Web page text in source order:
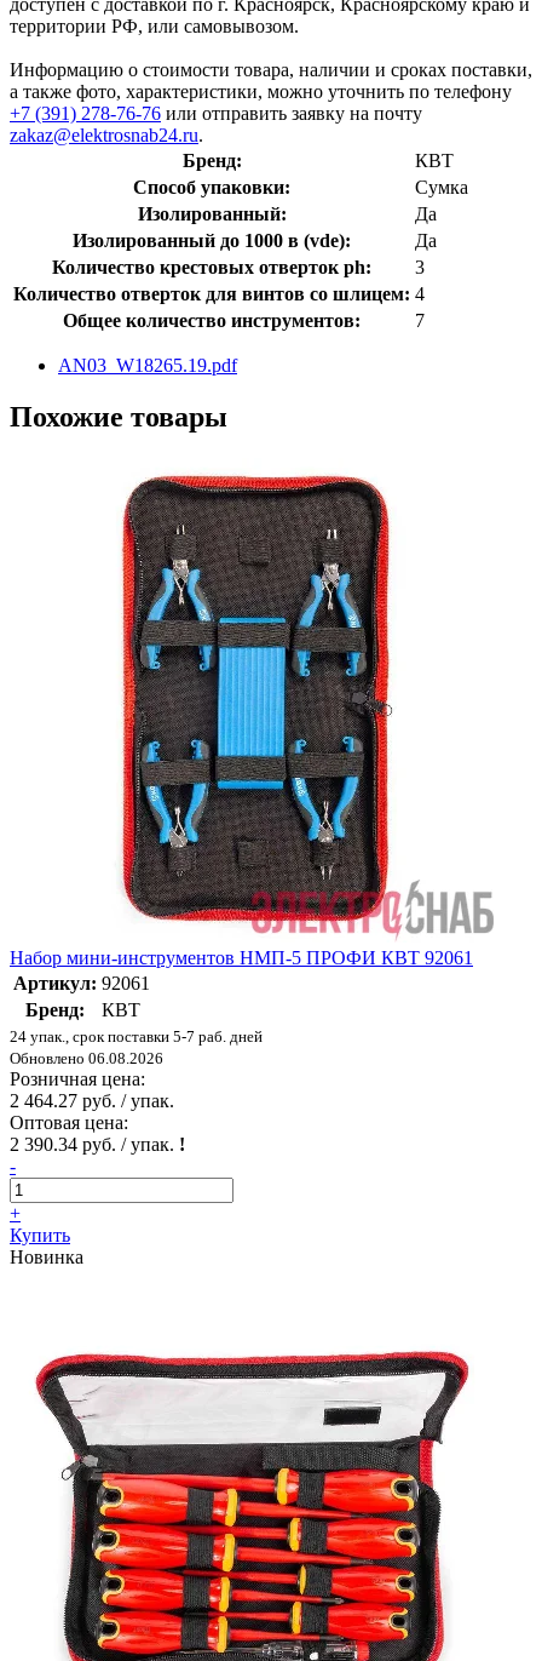
территории РФ, или самовывозом.
Информацию о стоимости товара, наличии и сроках поставки,
а также фото, характеристики, можно уточнить по телефону
+7 (391) 278-76-76 или отправить заявку на почту
zakaz@elektrosnab24.ru.
Бренд:
КВТ
Способ упаковки:
Сумка
Изолированный:
Да
Изолированный до 1000 в (vde):
Да
Количество крестовых отверток ph:
3
Количество отверток для винтов со шлицем: 4
Общее количество инструментов:
7
AN03_W18265.19.pdf
Похожие товары
Набор мини-инструментов НМП-5 ПРОФИ КВТ 92061
Артикул: 92061
Бренд:
КВТ
24 упак., срок поставки 5-7 раб. дней
Обновлено 06.08.2026
Розничная цена:
2 464.27 руб. / упак.
Оптовая цена:
2 390.34 руб. / упак. !
-
+
Купить
Новинка